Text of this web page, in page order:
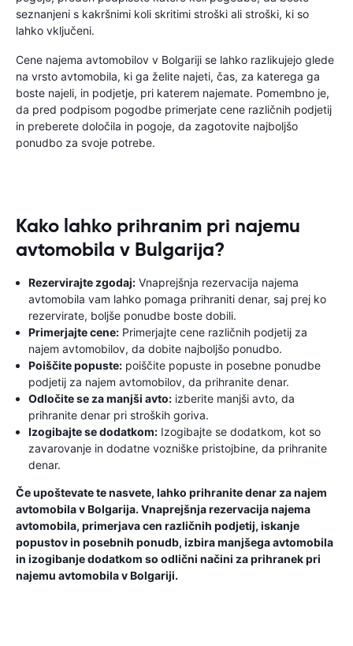
seznanjeni s kakršnimi koli skritimi stroški ali stroški, ki so
lahko vključeni.
Cene najema avtomobilov v Bolgariji se lahko razlikujejo glede
na vrsto avtomobila, ki ga želite najeti, čas, za katerega ga
boste najeli, in podjetje, pri katerem najemate. Pomembno je,
da pred podpisom pogodbe primerjate cene različnih podjetij
in preberete določila in pogoje, da zagotovite najboljšo
ponudbo za svoje potrebe.
Kako lahko prihranim pri najemu
avtomobila v Bulgarija?
Rezervirajte zgodaj: Vnaprejšnja rezervacija najema
avtomobila vam lahko pomaga prihraniti denar, saj prej ko
rezervirate, boljše ponudbe boste dobili.
Primerjajte cene: Primerjajte cene različnih podjetij za
najem avtomobilov, da dobite najboljšo ponudbo.
Poiščite popuste: poiščite popuste in posebne ponudbe
podjetij za najem avtomobilov, da prihranite denar.
Odločite se za manjši avto: izberite manjši avto, da
prihranite denar pri stroških goriva.
Izogibajte se dodatkom: Izogibajte se dodatkom, kot so
zavarovanje in dodatne vozniške pristojbine, da prihranite
denar.
Če upoštevate te nasvete, lahko prihranite denar za najem
avtomobila v Bolgarija. Vnaprejšnja rezervacija najema
avtomobila, primerjava cen različnih podjetij, iskanje
popustov in posebnih ponudb, izbira manjšega avtomobila
in izogibanje dodatkom so odlični načini za prihranek pri
najemu avtomobila v Bolgariji.